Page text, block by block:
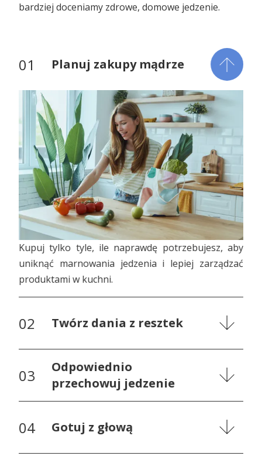
bardziej doceniamy zdrowe, domowe jedzenie.
Planuj zakupy mądrze
Kupuj tylko tyle, ile naprawdę potrzebujesz, aby
uniknąć marnowania jedzenia i lepiej zarządzać
produktami w kuchni.
Twórz dania z resztek
Odpowiednio
przechowuj jedzenie
Gotuj z głową